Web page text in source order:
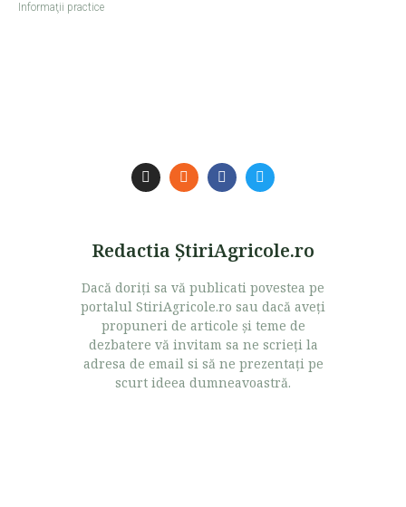
Informaţii practice
Redactia ŞtiriAgricole.ro
Dacă doriţi sa vă publicati povestea pe
portalul StiriAgricole.ro sau dacă aveţi
propuneri de articole şi teme de
dezbatere vă invitam sa ne scrieţi la
adresa de email si să ne prezentaţi pe
scurt ideea dumneavoastră.